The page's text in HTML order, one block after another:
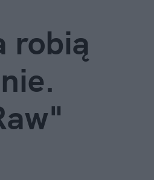
robią